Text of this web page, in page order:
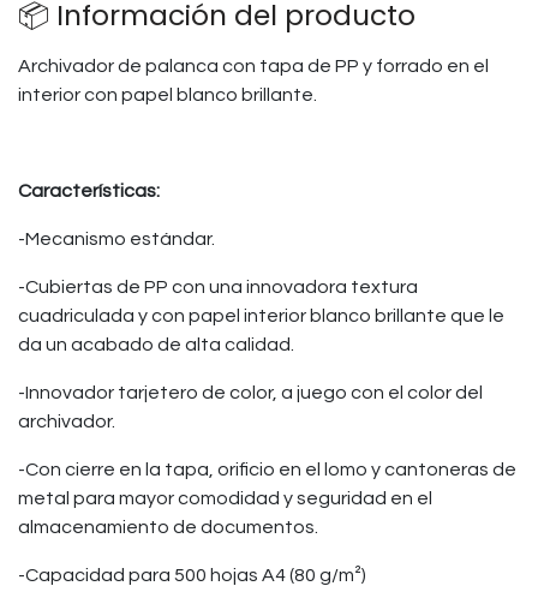
📦 Información del producto
Archivador de palanca con tapa de PP y forrado en el
interior con papel blanco brillante.
Características:
-Mecanismo estándar.
-Cubiertas de PP con una innovadora textura
cuadriculada y con papel interior blanco brillante que le
da un acabado de alta calidad.
-Innovador tarjetero de color, a juego con el color del
archivador.
-Con cierre en la tapa, orificio en el lomo y cantoneras de
metal para mayor comodidad y seguridad en el
almacenamiento de documentos.
-Capacidad para 500 hojas A4 (80 g/m²)